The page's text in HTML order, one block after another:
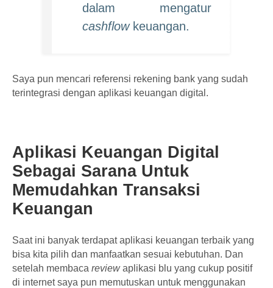
dalam mengatur
cashflowkeuangan.
Saya pun mencari referensi rekening bank yang sudah
terintegrasi dengan aplikasi keuangan digital.
Aplikasi Keuangan Digital
Sebagai Sarana Untuk
Memudahkan Transaksi
Keuangan
Saat ini banyak terdapat aplikasi keuangan terbaik yang
bisa kita pilih dan manfaatkan sesuai kebutuhan. Dan
setelah membaca reviewaplikasi blu yang cukup positif
di internet saya pun memutuskan untuk menggunakan